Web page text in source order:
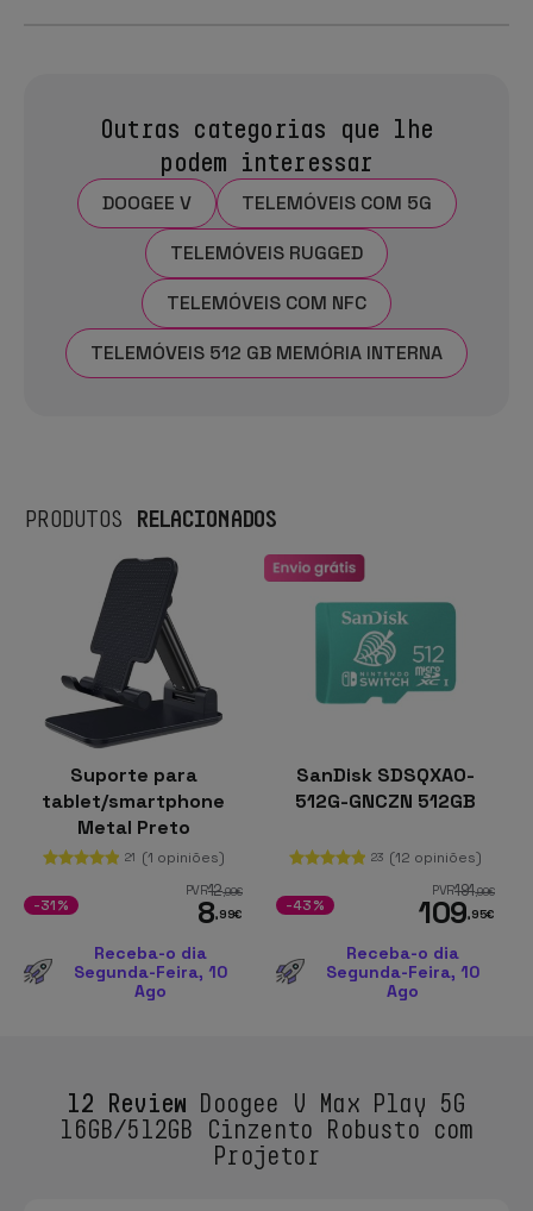
Outras categorias que lhe
podem interessar
DOOGEE V
TELEMÓVEIS COM 5G
TELEMÓVEIS RUGGED
TELEMÓVEIS COM NFC
TELEMÓVEIS 512 GB MEMÓRIA INTERNA
PRODUTOS RELACIONADOS
Suporte para
tablet/smartphone
Metal Preto
21 (1 opiniões)
PVR12,99€
8,99€
-31%
Receba-o dia
Segunda-Feira, 10
Ago
SanDisk SDSQXAO-
512G-GNCZN 512GB
23 (12 opiniões)
PVR191,99€
109,95€
-43%
Receba-o dia
Segunda-Feira, 10
Ago
12 Review Doogee V Max Play 5G
16GB/512GB Cinzento Robusto com
Projetor